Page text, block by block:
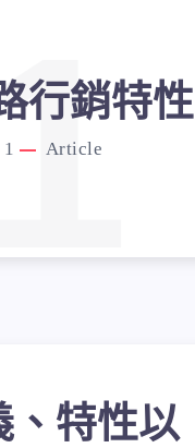
行銷特性
1 Article
、特性以